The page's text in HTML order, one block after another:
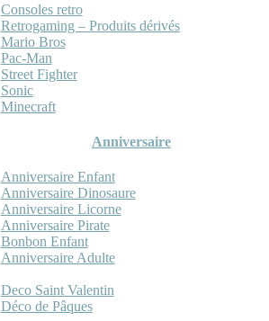
Consoles retro
Retrogaming – Produits dérivés
Mario Bros
Pac-Man
Street Fighter
Sonic
Minecraft
Anniversaire
Anniversaire Enfant
Anniversaire Dinosaure
Anniversaire Licorne
Anniversaire Pirate
Bonbon Enfant
Anniversaire Adulte
Deco Saint Valentin
Déco de Pâques